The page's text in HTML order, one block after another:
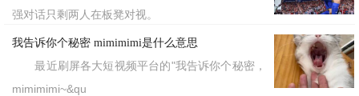
强对话只剩两人在板凳对视。
我告诉你个秘密 mimimimi是什么意思
最近刷屏各大短视频平台的"我告诉你个秘密，
mimimimi~&qu